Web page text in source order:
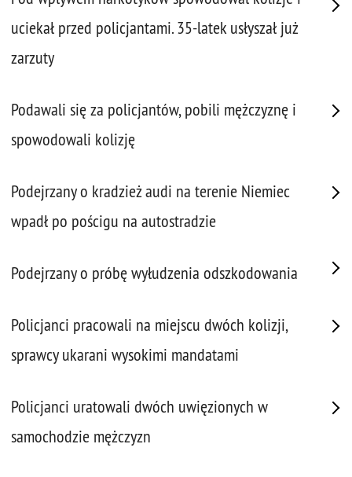
uciekał przed policjantami. 35-latek usłyszał już
zarzuty
Podawali się za policjantów, pobili mężczyznę i
spowodowali kolizję
Podejrzany o kradzież audi na terenie Niemiec
wpadł po pościgu na autostradzie
Podejrzany o próbę wyłudzenia odszkodowania
Policjanci pracowali na miejscu dwóch kolizji,
sprawcy ukarani wysokimi mandatami
Policjanci uratowali dwóch uwięzionych w
samochodzie mężczyzn